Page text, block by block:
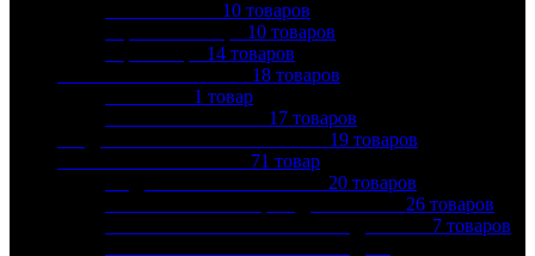
10 товаров
10 товаров
14 товаров
18 товаров
1 товар
17 товаров
19 товаров
71 товар
20 товаров
26 товаров
7 товаров